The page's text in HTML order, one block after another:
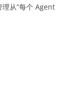
理从”每个 Agent